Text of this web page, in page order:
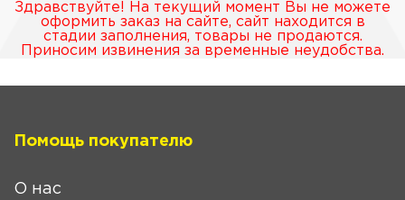
Здравствуйте! На текущий момент Вы не можете
оформить заказ на сайте, сайт находится в
стадии заполнения, товары не продаются.
Приносим извинения за временные неудобства.
Помощь покупателю
О нас